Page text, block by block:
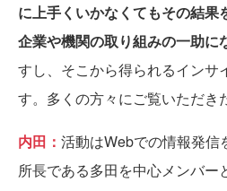
に上手くいかなくてもその結果
企業や機関の取り組みの一助に
すし、そこから得られるインサ
す。多くの方々にご覧いただき
内田： 活動はWebでの情報発信
所長である多田を中心メンバー